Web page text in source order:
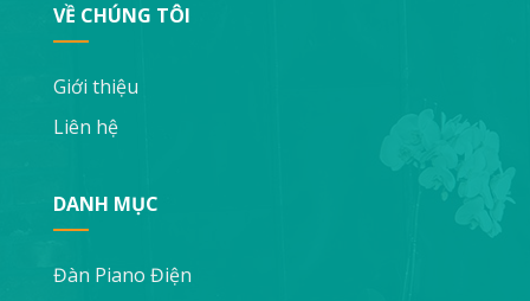
VỀ CHÚNG TÔI
Giới thiệu
Liên hệ
DANH MỤC
Đàn Piano Điện